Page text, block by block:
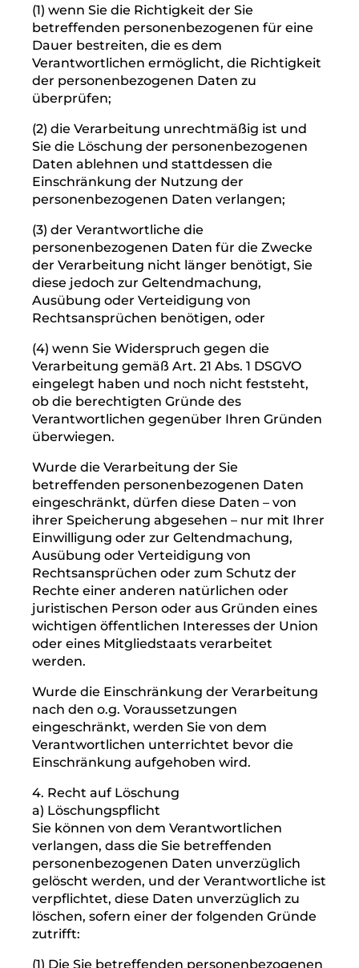
Sie haben ein Recht auf Berichtigung
und/oder Vervollständigung gegenüber dem
Verantwortlichen, sofern die verarbeiteten
personenbezogenen Daten, die Sie
betreffen, unrichtig oder unvollständig sind.
Der Verantwortliche hat die Berichtigung
3. Recht auf Einschränkung der
Verarbeitung
Unter den folgenden Voraussetzungen
können Sie die Einschränkung der
personenbezogenen Daten verlangen:
(1) wenn Sie die Richtigkeit der Sie
betreffenden personenbezogenen für eine
Dauer bestreiten, die es dem
Verantwortlichen ermöglicht, die Richtigkeit
überprüfen;
(2) die Verarbeitung unrechtmäßig ist und
Sie die Löschung der personenbezogenen
Daten ablehnen und stattdessen die
Einschränkung der Nutzung der
(3) der Verantwortliche die
personenbezogenen Daten für die Zwecke
der Verarbeitung nicht länger benötigt, Sie
diese jedoch zur Geltendmachung,
Ausübung oder Verteidigung von
Rechtsansprüchen benötigen, oder
(4) wenn Sie Widerspruch gegen die
Verarbeitung gemäß Art. 21 Abs. 1 DSGVO
eingelegt haben und noch nicht feststeht,
ob die berechtigten Gründe des
überwiegen.
Wurde die Verarbeitung der Sie
betreffenden personenbezogenen Daten
eingeschränkt, dürfen diese Daten – von
ihrer Speicherung abgesehen – nur mit Ihrer
Einwilligung oder zur Geltendmachung,
Ausübung oder Verteidigung von
Rechtsansprüchen oder zum Schutz der
Rechte einer anderen natürlichen oder
juristischen Person oder aus Gründen eines
wichtigen öffentlichen Interesses der Union
oder eines Mitgliedstaats verarbeitet
werden.
nach den o.g. Voraussetzungen